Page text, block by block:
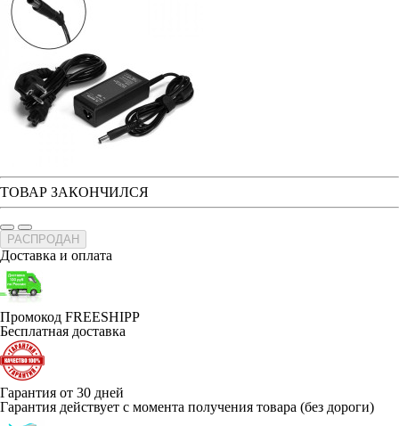
ТОВАР ЗАКОНЧИЛСЯ
РАСПРОДАН
Доставка и оплата
Промокод FREESHIPP
Бесплатная доставка
Гарантия от 30 дней
Гарантия действует с момента получения товара (без дороги)